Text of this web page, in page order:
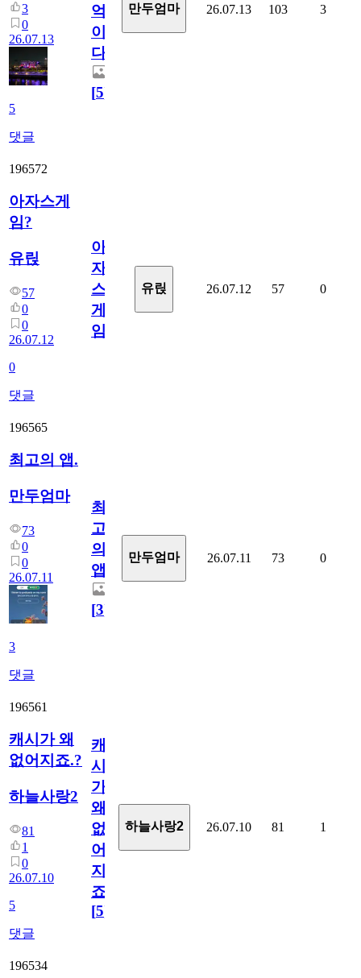
3
0
26.07.13
5
댓글
억
이
다.
[5]
만두엄마 26.07.13 103 3
196572
아자스게
임?
유릱
57
0
0
26.07.12
0
댓글
아
자
스
게
임?
유릱 26.07.12 57 0
196565
최고의 앱.
만두엄마
73
0
0
26.07.11
3
댓글
최
고
의
앱.
[3]
만두엄마 26.07.11 73 0
196561
캐시가 왜
없어지죠.?
하늘사랑2
81
1
0
26.07.10
5
댓글
캐
시
가
왜
없
어
지
죠.?
[5]
하늘사랑2 26.07.10 81 1
196534